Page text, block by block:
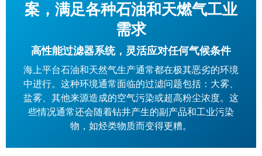
案，满足各种石油和天燃气工业
需求
高性能过滤器系统，灵活应对任何气候条件
海上平台石油和天然气生产通常都在极其恶劣的环境
中进行。这种环境通常面临的过滤问题包括：大雾、
盐雾、其他来源造成的空气污染或超高粉尘浓度。这
些情况通常还会随着钻井产生的副产品和工业污染
物，如烃类物质而变得更糟。